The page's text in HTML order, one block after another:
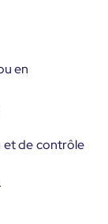
en
et de contrôle